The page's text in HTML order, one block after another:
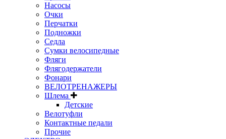
Насосы
Очки
Перчатки
Подножки
Седла
Сумки велосипедные
Фляги
Флягодержатели
Фонари
ВЕЛОТРЕНАЖЕРЫ
Шлема
Детские
Велотуфли
Контактные педали
Прочие